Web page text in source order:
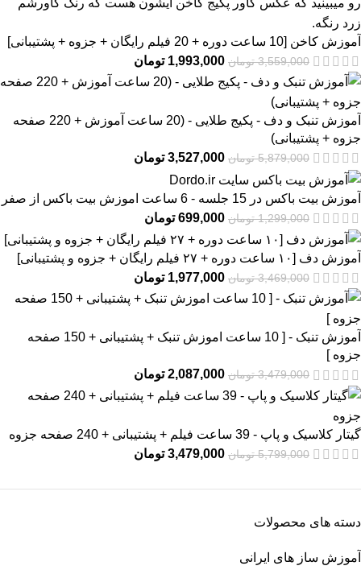
آموزش کاخن [10 ساعت دوره + 20 فیلم رایگان + جزوه + پشتیبانی]
3,559,000 تومان 1,993,000 تومان
آموزش تنبک و دف - پکیج طلایی - (20 ساعت آموزش + 220 صفحه
جزوه + پشتیبانی)
5,879,000 تومان 3,527,000 تومان
آموزش بیت باکس در 15 جلسه - 6 ساعت اموزش بیت باکس از صفر
1,299,000 تومان 699,000 تومان
آموزش دف [۱۰ ساعت دوره + ۲۷ فیلم رایگان + جزوه و پشتیبانی]
3,469,000 تومان 1,977,000 تومان
آموزش تنبک - [ 10 ساعت اموزش تنبک + پشتیبانی + 150 صفحه
جزوه ]
3,479,000 تومان 2,087,000 تومان
گیتار کلاسیک و پاپ - 39 ساعت فیلم + پشتیبانی + 240 صفحه جزوه
5,799,000 تومان 3,479,000 تومان
دسته های محصولات
آموزش ساز های ایرانی